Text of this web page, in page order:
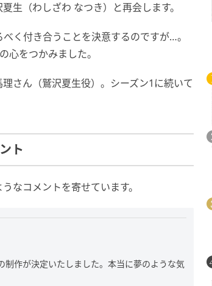
生（わしざわ なつき）と再会します。
く付き合うことを決意するのですが…。
心をつかみました。
さん（鷲沢夏生役）。シーズン1に続いて
ト
なコメントを寄せています。
制作が決定いたしました。本当に夢のような気